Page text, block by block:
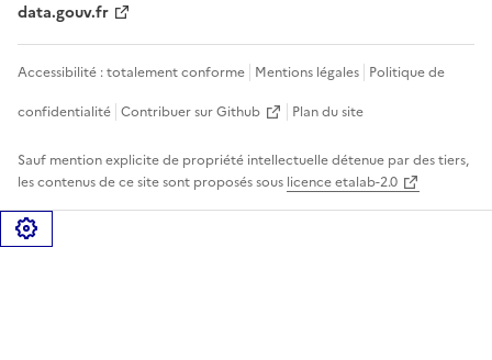
data.gouv.fr
Accessibilité : totalement conforme Mentions légales Politique de
confidentialité Contribuer sur Github Plan du site
Sauf mention explicite de propriété intellectuelle détenue par des tiers,
les contenus de ce site sont proposés sous licence etalab-2.0
Gérer les cookies